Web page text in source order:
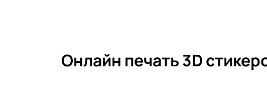
Онлайн печать 3D